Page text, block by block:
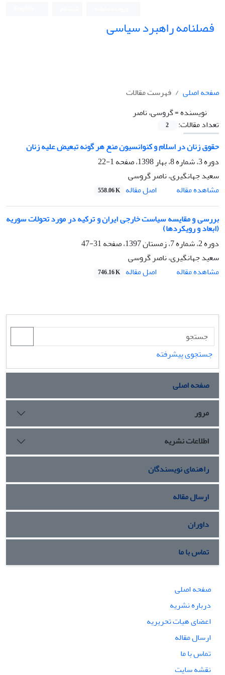
فصلنامه راهبرد سیاسی
صفحه اصلی
فهرست مقالات
نویسنده =گروسی، ناصر
تعداد مقالات:
2
حقوق زنان در اسلام و کنوانسیون منع هر گونه تبعیض علیه زنان
دوره 3، شماره 8، بهار 1398، صفحه
1-22
سعید جهانگیری، ناصر گروسی
مشاهده مقاله
اصل مقاله 558.06 K
بررسی و مقایسه سیاست خارجی ایران و ترکیه در مورد تحولات سوریه
(ابعاد و رویکردها)
دوره 2، شماره 7، زمستان 1397، صفحه
31-47
سعید جهانگیری، ناصر گروسی
مشاهده مقاله
اصل مقاله 746.16 K
جستجوی پیشرفته
صفحه اصلی
مرور
اطلاعات نشریه
راهنمای نویسندگان
ارسال مقاله
داوران
تماس با ما
صفحه اصلی
درباره نشریه
اعضای هیات تحریریه
ارسال مقاله
تماس با ما
نقشه سایت